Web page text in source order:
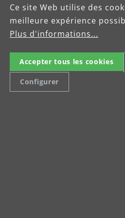
Conditions
Ce site Web utilise des
meilleure expérience
Plus d'informations...
Accepter tous les cookies
Configurer